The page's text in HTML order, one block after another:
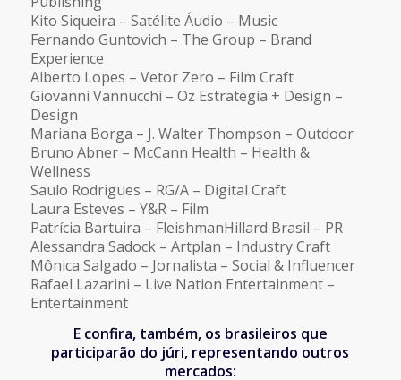
Kito Siqueira – Satélite Áudio – Music
Fernando Guntovich – The Group – Brand
Experience
Alberto Lopes – Vetor Zero – Film Craft
Giovanni Vannucchi – Oz Estratégia + Design –
Design
Mariana Borga – J. Walter Thompson – Outdoor
Bruno Abner – McCann Health – Health &
Wellness
Saulo Rodrigues – RG/A – Digital Craft
Laura Esteves – Y&R – Film
Patrícia Bartuira – FleishmanHillard Brasil – PR
Alessandra Sadock – Artplan – Industry Craft
Mônica Salgado – Jornalista – Social & Influencer
Rafael Lazarini – Live Nation Entertainment –
Entertainment
E confira, também, os brasileiros que
participarão do júri, representando outros
mercados: